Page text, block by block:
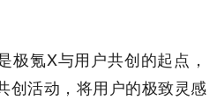
极氪X与用户共创的起点，
创活动，将用户的极致灵感